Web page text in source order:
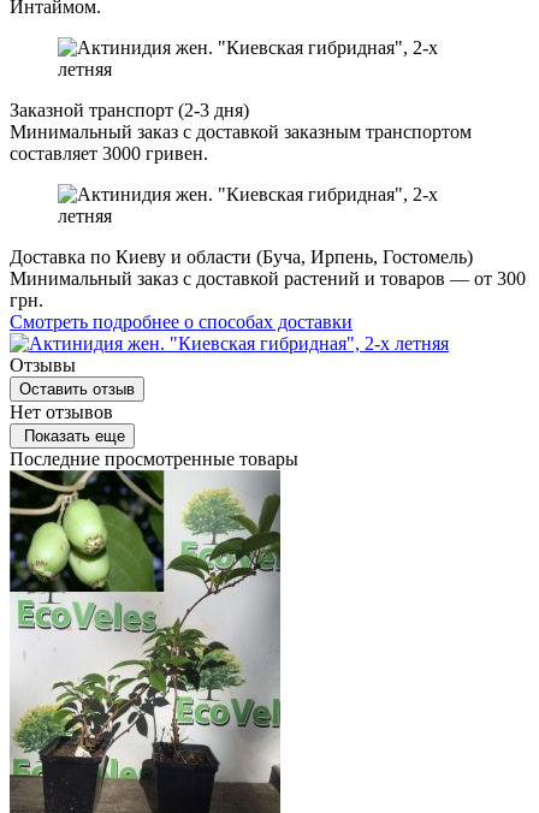
Интаймом.
Заказной транспорт (2-3 дня)
Минимальный заказ с доставкой заказным транспортом
составляет 3000 гривен.
Доставка по Киеву и области (Буча, Ирпень, Гостомель)
Минимальный заказ с доставкой растений и товаров — от 300
грн.
Смотреть подробнее о способах доставки
Отзывы
Оставить отзыв
Нет отзывов
Показать еще
Последние просмотренные товары